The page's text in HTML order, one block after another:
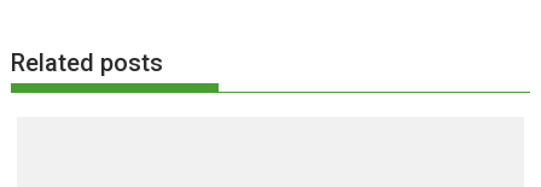
Related posts